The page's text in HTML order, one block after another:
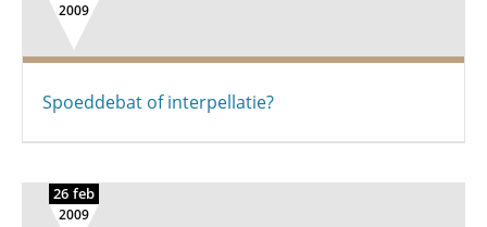
2009
Spoeddebat of interpellatie?
26 feb
2009